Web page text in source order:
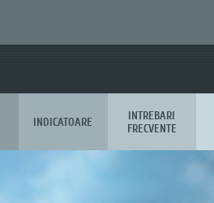
INDICATOARE
INTREBARI
FRECVENTE